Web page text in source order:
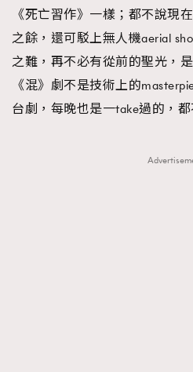
《死亡習作》一樣；都不說現
之餘，還可駁上無人機aerial
之難，再不必有從前的聖光，
《混》劇不是技術上的
台劇，每晚也是一take過的，都